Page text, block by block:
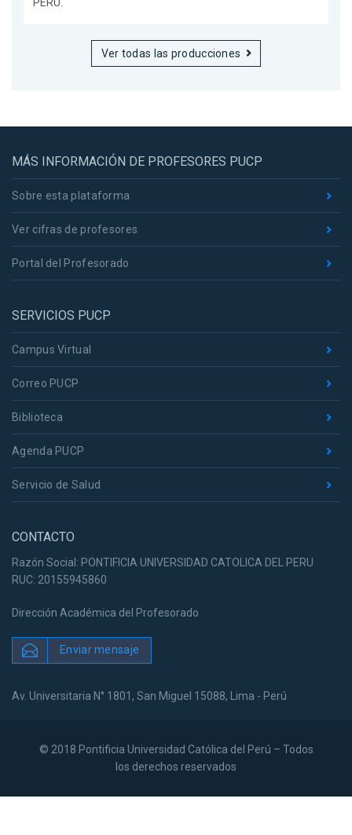
Ver todas las producciones
MÁS INFORMACIÓN DE PROFESORES PUCP
Sobre esta plataforma
Ver cifras de profesores
Portal del Profesorado
SERVICIOS PUCP
Campus Virtual
Correo PUCP
Biblioteca
Agenda PUCP
Servicio de Salud
CONTACTO
Razón Social: PONTIFICIA UNIVERSIDAD CATOLICA DEL PERU
RUC: 20155945860
Dirección Académica del Profesorado
Enviar mensaje
Av. Universitaria N° 1801, San Miguel 15088, Lima - Perú
© 2018 Pontificia Universidad Católica del Perú – Todos
los derechos reservados